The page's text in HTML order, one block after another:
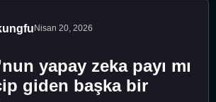
Nisan 20, 2026
yapay zeka payı mı
giden başka bir